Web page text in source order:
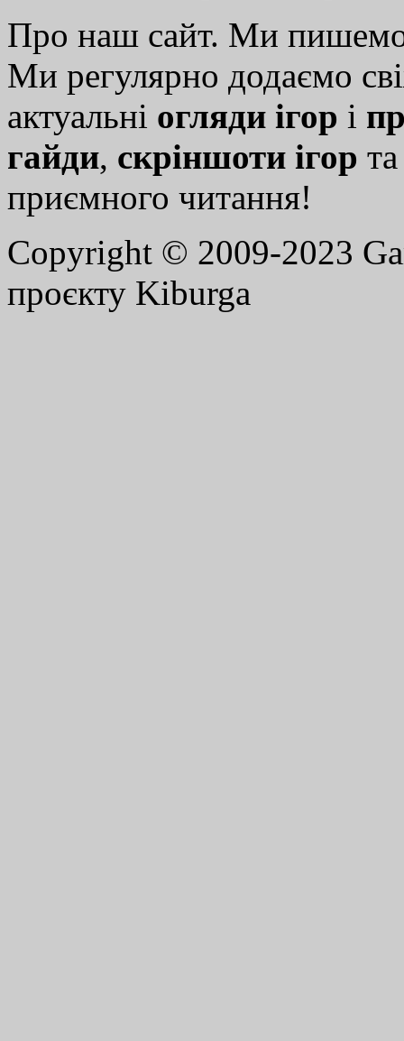
Про наш сайт. Ми
Ми регулярно додаємо
актуальні огляди ігор і
гайди, скріншоти ігор
приємного читання!
Copyright © 2009-2023
проєкту Kiburga